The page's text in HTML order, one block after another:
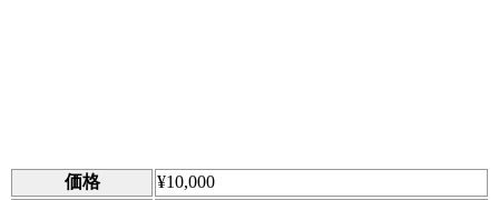
価格 ¥10,000